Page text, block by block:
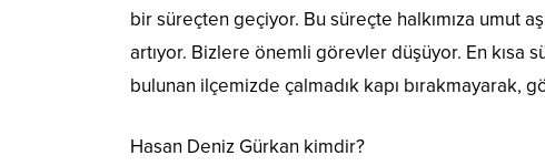
bir süreçten geçiyor. Bu süreçte halkımıza umut
artıyor. Bizlere önemli görevler düşüyor. En kısa
bulunan ilçemizde çalmadık kapı bırakmayarak,
Hasan Deniz Gürkan kimdir?